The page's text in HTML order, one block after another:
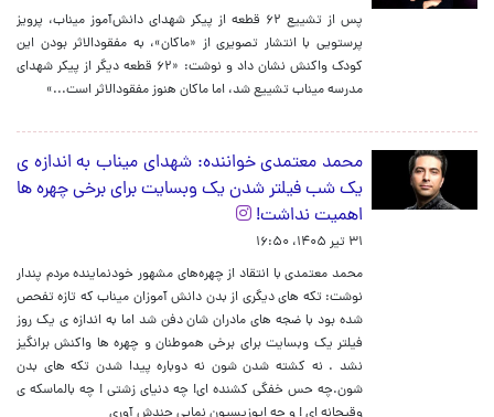
پس از تشییع ۶۲ قطعه از پیکر شهدای دانش‌آموز میناب، پرویز
پرستویی با انتشار تصویری از «ماکان»، به مفقودالاثر بودن این
کودک واکنش نشان داد و نوشت: «۶۲ قطعه دیگر از پیکر شهدای
مدرسه میناب تشییع شد، اما ماکان هنوز مفقودالاثر است...»
محمد معتمدی خواننده: شهدای میناب به اندازه ی
یک شب فیلتر شدن یک وبسایت برای برخی چهره ها
اهمیت نداشت!
۳۱ تیر ۱۴۰۵، ۱۶:۵۰
محمد معتمدی با انتقاد از چهره‌های مشهور خودنماینده مردم پندار
نوشت: تکه های دیگری از بدن دانش آموزان میناب که تازه تفحص
شده بود با ضجه های مادران شان دفن شد اما به اندازه ی یک روز
فیلتر یک وبسایت برای برخی هموطنان و چهره ها واکنش برانگیز
نشد . نه کشته شدن شون نه دوباره پیدا شدن تکه های بدن
شون.چه حس خفگی کشنده ای! چه دنیای زشتی ! چه بالماسکه ی